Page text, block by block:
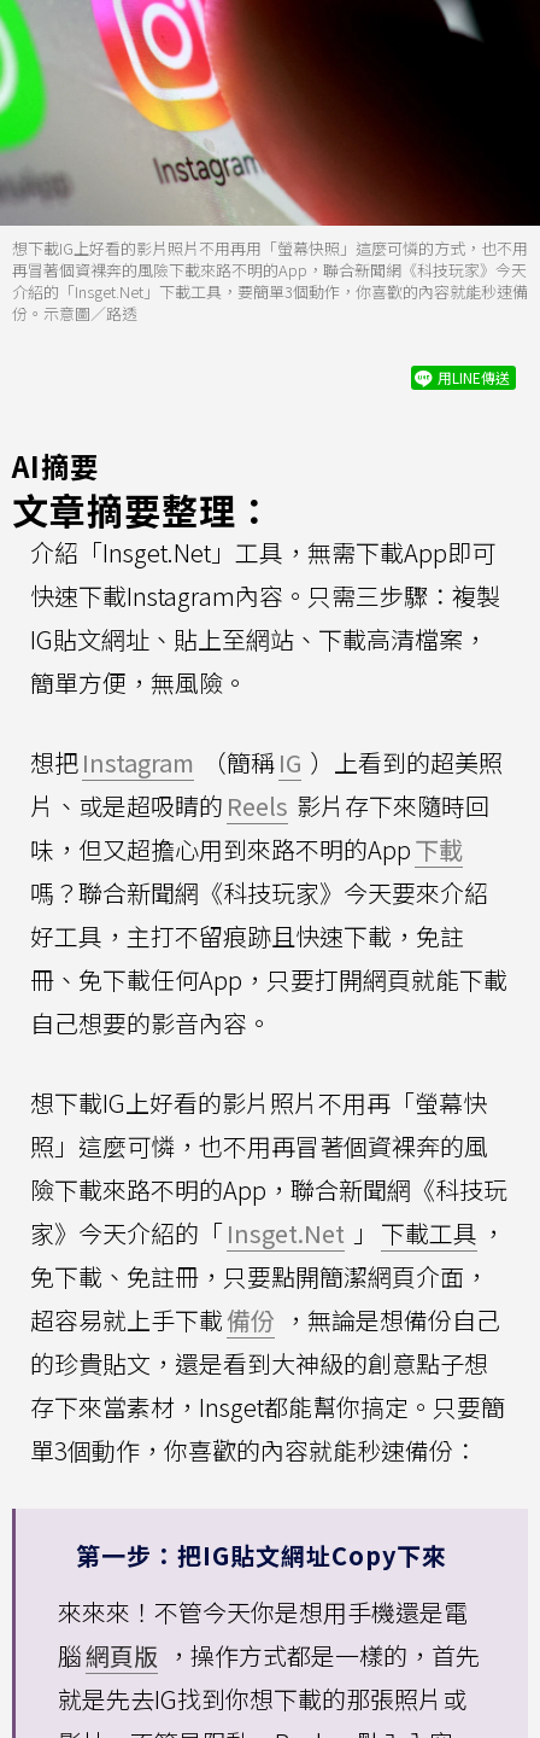
想下載IG上好看的影片照片不用再用「螢幕快照」這麼可憐的方式，也不用
再冒著個資裸奔的風險下載來路不明的App，聯合新聞網《科技玩家》今天
介紹的「Insget.Net」下載工具，要簡單3個動作，你喜歡的內容就能秒速備
份。示意圖／路透
用LINE傳送
AI摘要
文章摘要整理：
介紹「Insget.Net」工具，無需下載App即可
快速下載Instagram內容。只需三步驟：複製
IG貼文網址、貼上至網站、下載高清檔案，
簡單方便，無風險。
想把Instagram （簡稱IG ）上看到的超美照
片、或是超吸睛的 Reels 影片存下來隨時回
味，但又超擔心用到來路不明的App下載
嗎？聯合新聞網《科技玩家》今天要來介紹
好工具，主打不留痕跡且快速下載，免註
冊、免下載任何App，只要打開網頁就能下載
自己想要的影音內容。
想下載IG上好看的影片照片不用再「螢幕快
照」這麼可憐，也不用再冒著個資裸奔的風
險下載來路不明的App，聯合新聞網《科技玩
家》今天介紹的「Insget.Net 」 下載工具 ，
免下載、免註冊，只要點開簡潔網頁介面，
超容易就上手下載備份 ，無論是想備份自己
的珍貴貼文，還是看到大神級的創意點子想
存下來當素材，Insget都能幫你搞定。只要簡
單3個動作，你喜歡的內容就能秒速備份：
第一步：把IG貼文網址Copy下來
來來來！不管今天你是想用手機還是電
腦網頁版 ，操作方式都是一樣的，首先
就是先去IG找到你想下載的那張照片或